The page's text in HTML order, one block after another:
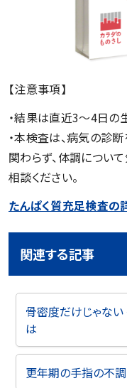
【注意事項】
・結果は直近3〜4日の
・本検査は、病気の診
関わらず、体調につい
相談ください。
たんぱく質充足検査の
関連する記事
骨密度だけじゃない
は
更年期の手指の不